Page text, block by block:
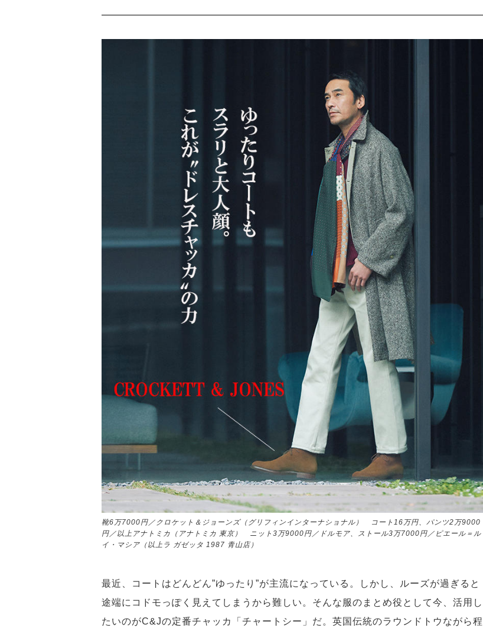
靴6万7000円／クロケット＆ジョーンズ（グリフィンインターナショナル） コート16万円、パンツ2万9000
円／以上アナトミカ（アナトミカ 東京） ニット3万9000円／ドルモア、ストール3万7000円／ピエール＝ル
イ・マシア（以上ラ ガゼッタ 1987 青山店）
最近、コートはどんどん”ゆったり”が主流になっている。しかし、ルーズが過ぎると
途端にコドモっぽく見えてしまうから難しい。そんな服のまとめ役として今、活用し
たいのがC&Jの定番チャッカ「チャートシー」だ。英国伝統のラウンドトウながら程